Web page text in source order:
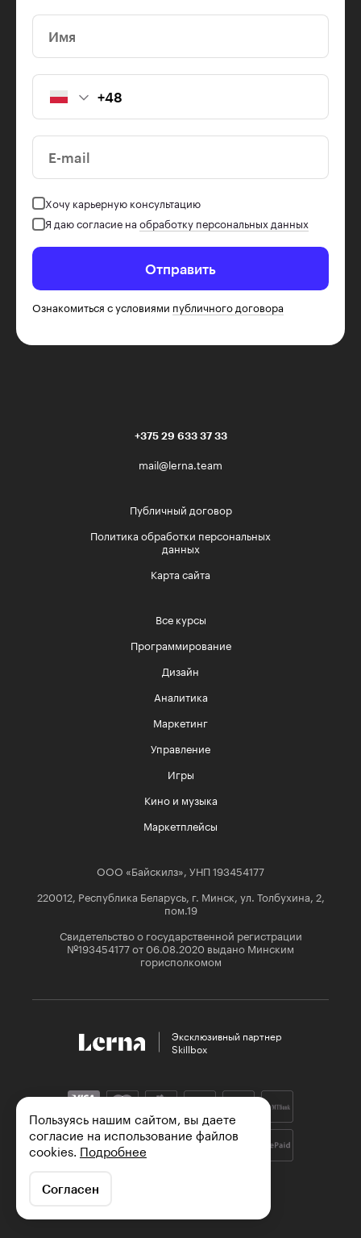
Имя
E-mail
Хочу карьерную консультацию
Я даю согласие на обработку персональных данных
Отправить
Ознакомиться с условиями публичного договора
+375 29 633 37 33
mail@lerna.team
Публичный договор
Политика обработки персональных
данных
Карта сайта
Все курсы
Программирование
Дизайн
Аналитика
Маркетинг
Управление
Игры
Кино и музыка
Маркетплейсы
ООО «Байскилз», УНП 193454177
220012, Республика Беларусь, г. Минск, ул. Толбухина, 2,
пом.19
Свидетельство о государственной регистрации
№193454177 от 06.08.2020 выдано Минским
горисполкомом
Эксклюзивный партнер
Skillbox
Пользуясь нашим сайтом, вы даете
согласие на использование файлов
cookies. Подробнее
Согласен